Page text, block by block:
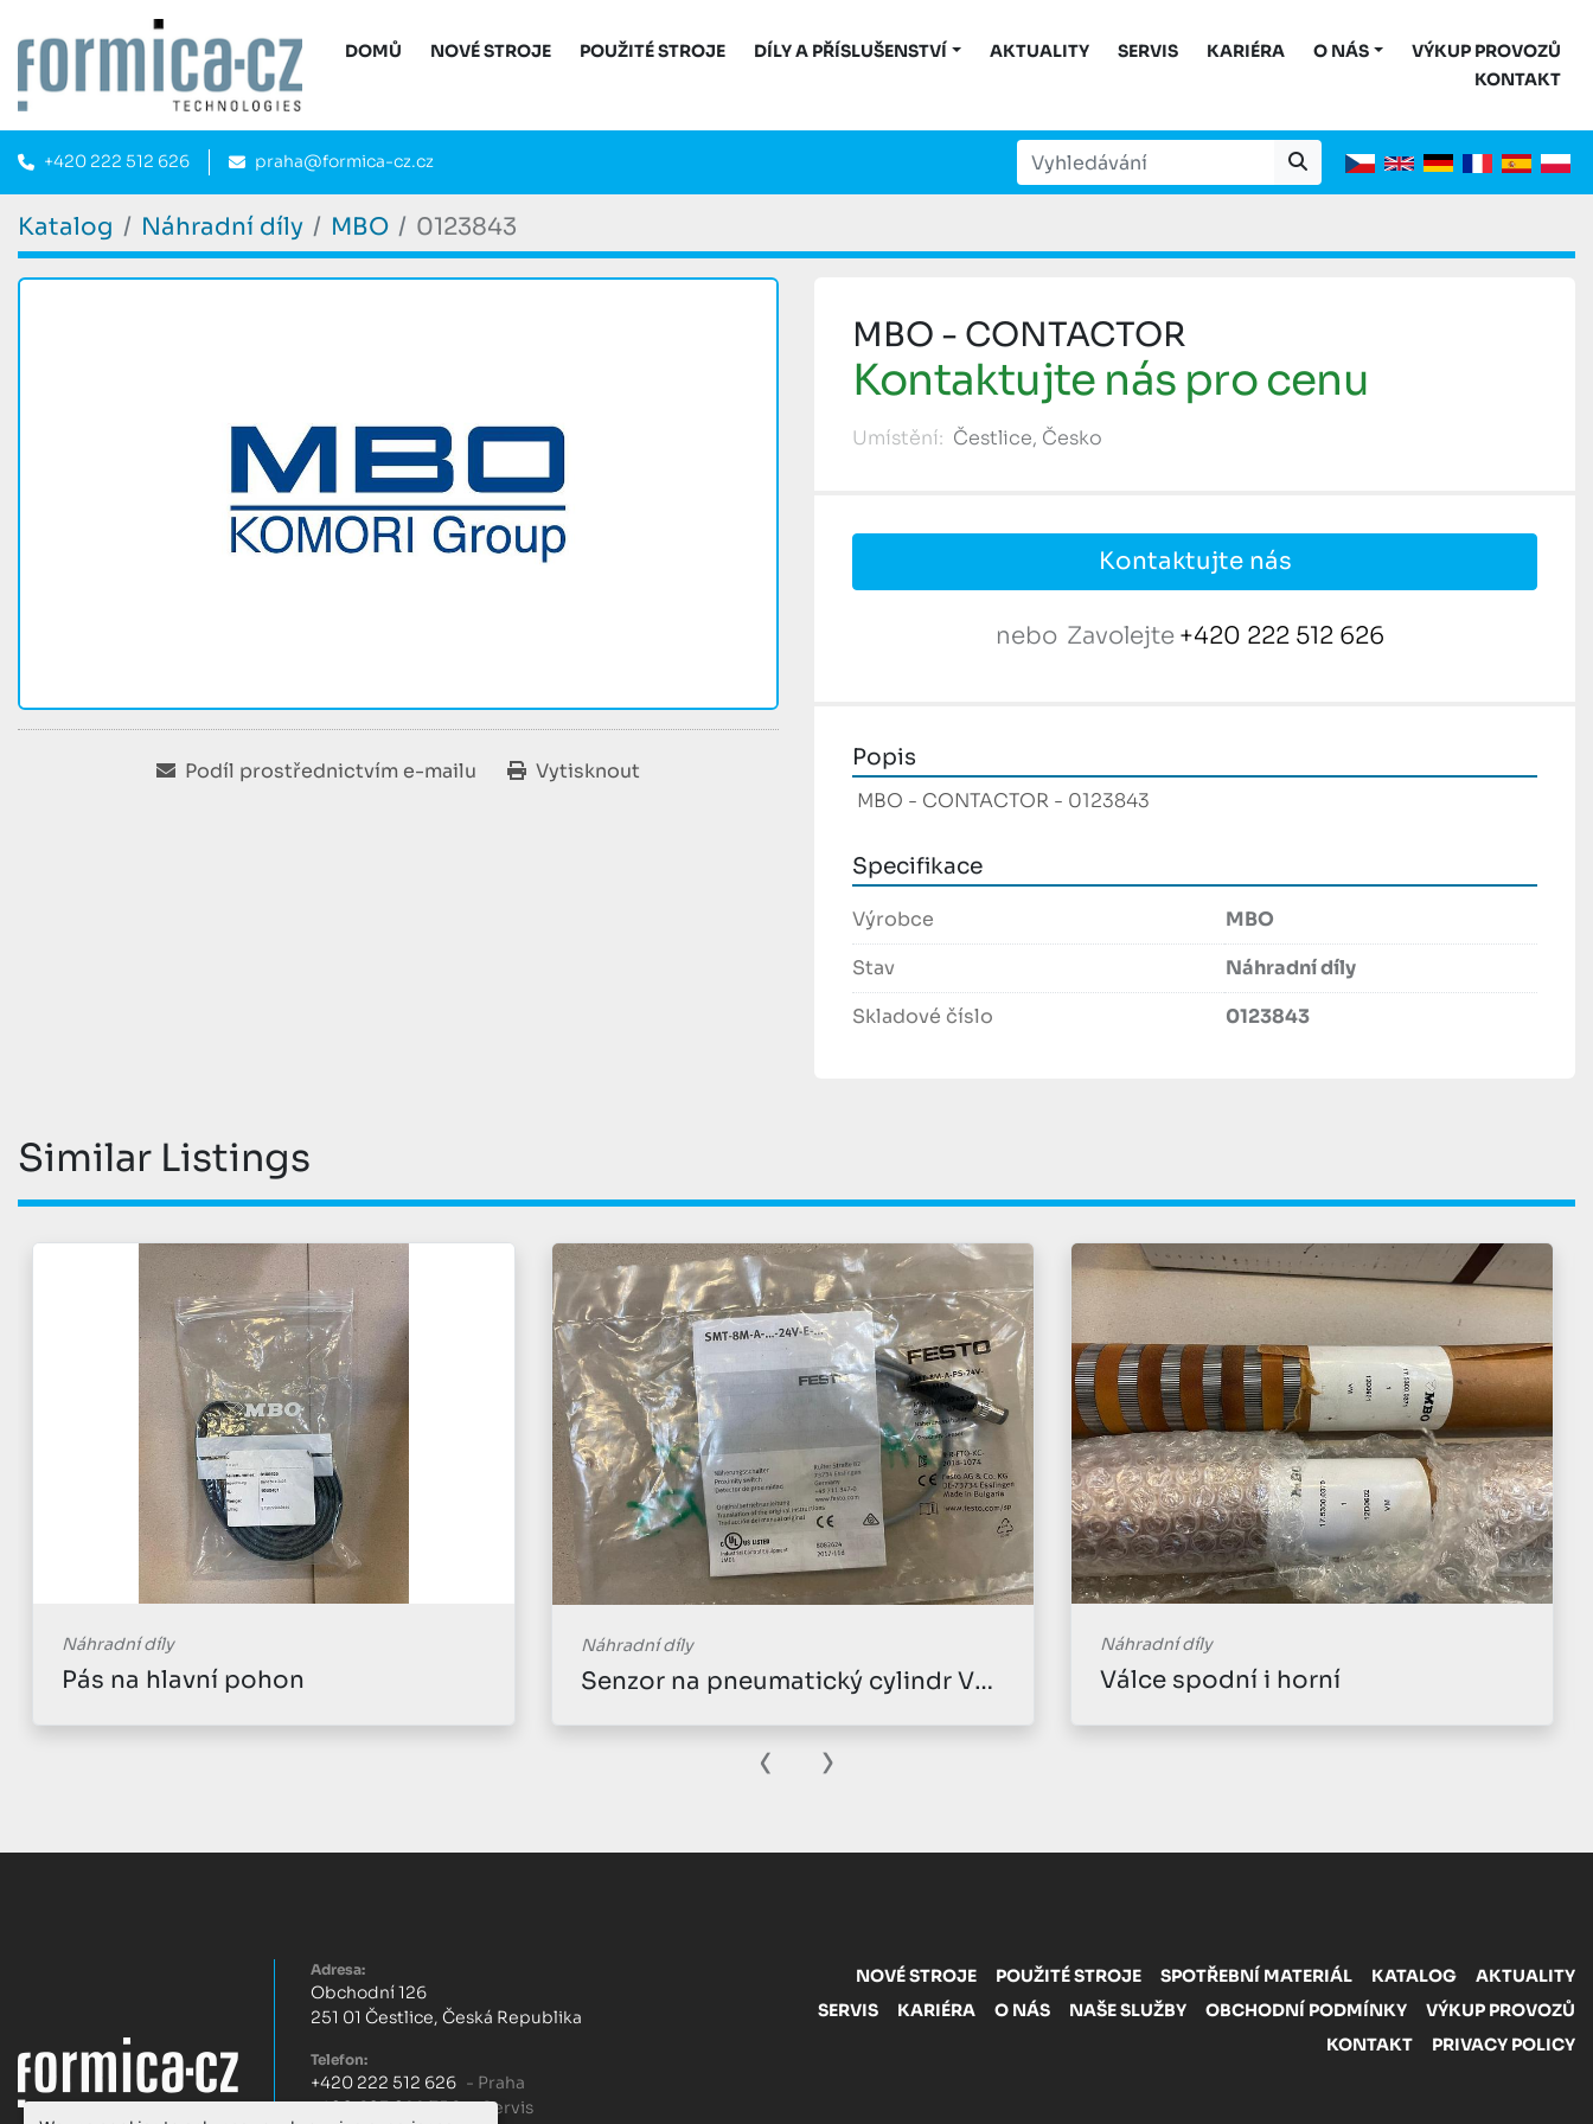
DOMŮ NOVÉ STROJE POUŽITÉ STROJE DÍLY A PŘÍSLUŠENSTVÍ AKTUALITY SERVIS KARIÉRA O NÁS
VÝKUP PROVOZŮ
KONTAKT
+420 222 512 626 praha@formica-cz.cz
Katalog Náhradní díly MBO 0123843
Podíl prostřednictvím e-mailu Vytisknout
MBO - CONTACTOR
Kontaktujte nás pro cenu
Umístění: Čestlice, Česko
Kontaktujte nás
nebo Zavolejte +420 222 512 626
Popis
MBO - CONTACTOR - 0123843
Specifikace
Výrobce
MBO
Stav
Náhradní díly
Skladové číslo
0123843
Similar Listings
Náhradní díly
Pás na hlavní pohon
Náhradní díly
Senzor na pneumatický cylindr Vaculift RS
Náhradní díly
Válce spodní i horní
‹ ›
Adresa:
Obchodní 126
251 01 Čestlice, Česká Republika
Telefon:
+420 222 512 626 - Praha
+420 603 299 756 - Servis
NOVÉ STROJE POUŽITÉ STROJE SPOTŘEBNÍ MATERIÁL KATALOG
AKTUALITY
SERVIS
KARIÉRA O NÁS NAŠE SLUŽBY OBCHODNÍ PODMÍNKY
VÝKUP PROVOZŮ
KONTAKT
PRIVACY POLICY